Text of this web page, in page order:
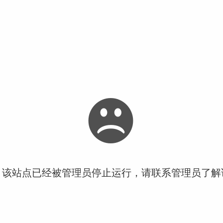
站点已经被管理员停止运行，请联系管理员了